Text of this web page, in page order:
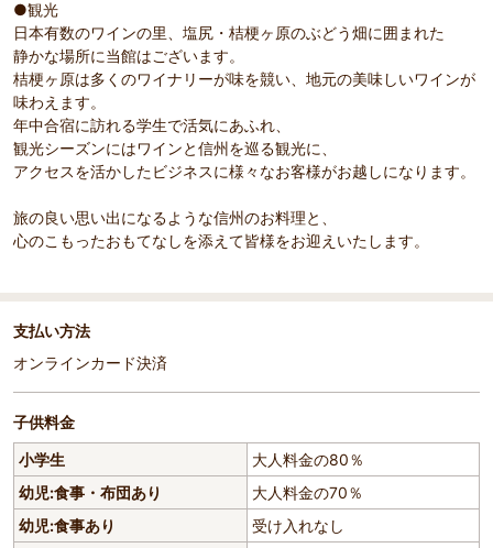
●観光
日本有数のワインの里、塩尻・桔梗ヶ原のぶどう畑に囲まれた
静かな場所に当館はございます。
桔梗ヶ原は多くのワイナリーが味を競い、地元の美味しいワインが
味わえます。
年中合宿に訪れる学生で活気にあふれ、
観光シーズンにはワインと信州を巡る観光に、
アクセスを活かしたビジネスに様々なお客様がお越しになります。
旅の良い思い出になるような信州のお料理と、
心のこもったおもてなしを添えて皆様をお迎えいたします。
支払い方法
オンラインカード決済
子供料金
小学生
大人料金の80％
幼児:食事・布団あり
大人料金の70％
幼児:食事あり
受け入れなし